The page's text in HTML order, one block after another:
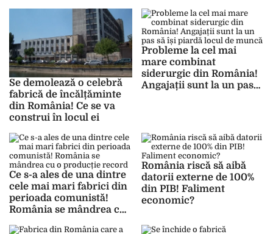
Se demolează o celebră
fabrică de încălțăminte
din România! Ce se va
construi în locul ei
Probleme la cel mai
mare combinat
siderurgic din România!
Angajații sunt la un pas
Ce s-a ales de una dintre
cele mai mari fabrici din
perioada comunistă!
România se mândrea cu
România riscă să aibă
datorii externe de 100%
din PIB! Faliment
economic?